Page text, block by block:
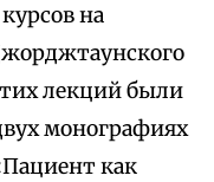
на
лекций были
монографиях
как